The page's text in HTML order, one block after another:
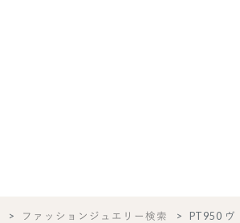
ファッションジュエリー検索 PT950